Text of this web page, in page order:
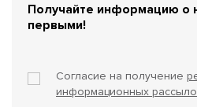
Получайте информацию о
первыми!
Согласие на получение
информационных